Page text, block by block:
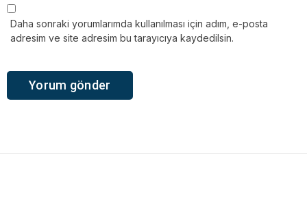
Daha sonraki yorumlarımda kullanılması için adım, e-posta
adresim ve site adresim bu tarayıcıya kaydedilsin.